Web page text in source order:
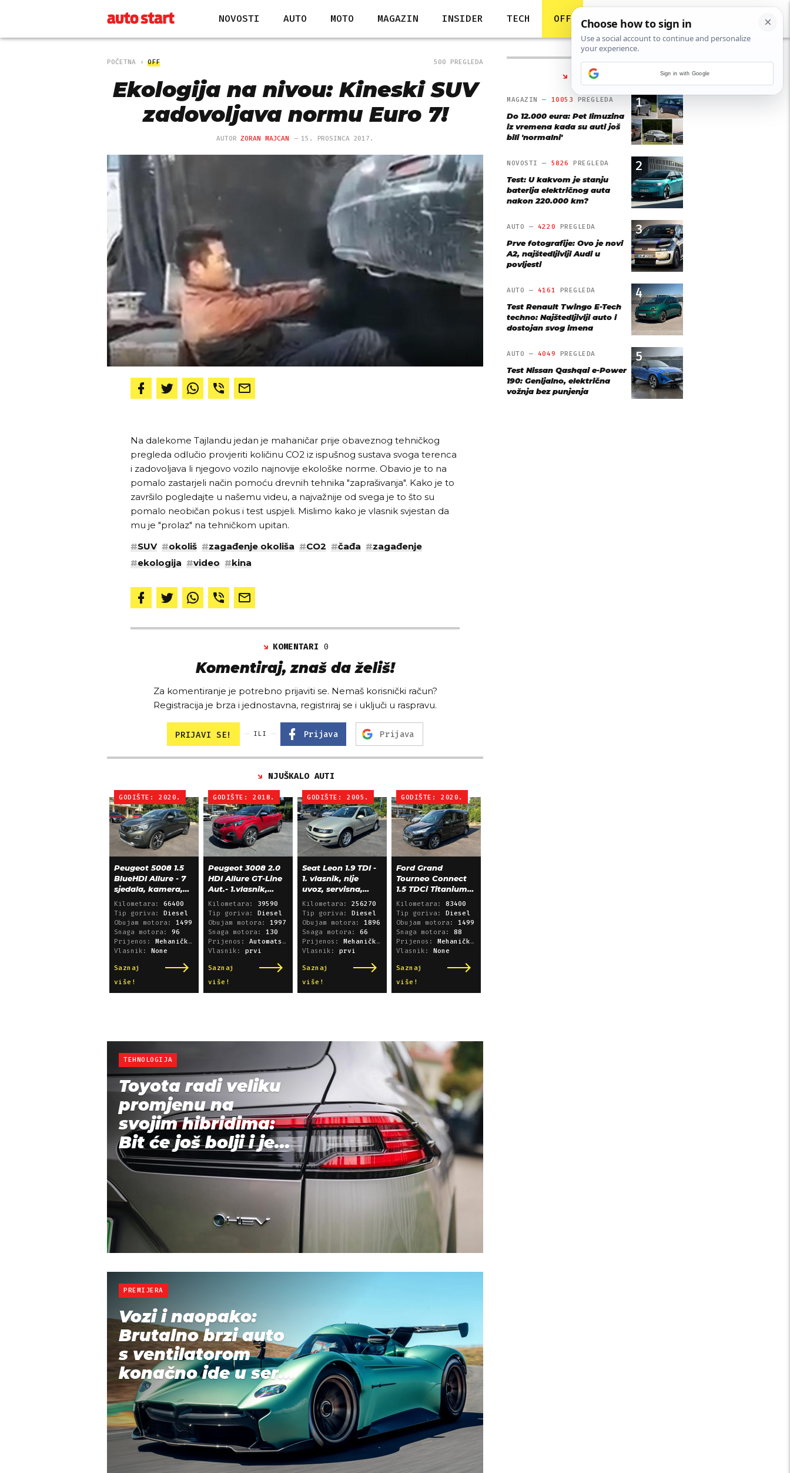
NOVOSTI AUTO MOTO MAGAZIN INSIDER TECH OFF
POČETNA OFF 500 PREGLEDA
Ekologija na nivou: Kineski SUV
zadovoljava normu Euro 7!
AUTORZORAN MAJCAN 15. PROSINCA 2017.
Na dalekome Tajlandu jedan je mahaničar prije obaveznog tehničkog
pregleda odlučio provjeriti količinu CO2 iz ispušnog sustava svoga terenca
i zadovoljava li njegovo vozilo najnovije ekološke norme. Obavio je to na
pomalo zastarjeli način pomoću drevnih tehnika "zaprašivanja". Kako je to
završilo pogledajte u našemu videu, a najvažnije od svega je to što su
pomalo neobičan pokus i test uspjeli. Mislimo kako je vlasnik svjestan da
mu je "prolaz" na tehničkom upitan.
#SUV #okoliš #zagađenje okoliša #CO2 #čađa #zagađenje
#ekologija #video #kina
KOMENTARI0
Komentiraj, znaš da želiš!
Za komentiranje je potrebno prijaviti se. Nemaš korisnički račun?
Registracija je brza i jednostavna, registriraj se i uključi u raspravu.
PRIJAVI SE! ILI Prijava Prijava
NJUŠKALO AUTI
GODIŠTE: 2020.
Peugeot 5008 1.5
BlueHDI Allure - 7
sjedala, kamera,
alu 18, 66.000 km
Kilometara: 66400
Tip goriva:
Diesel
Obujam motora: 1499
Snaga motora: 96
Prijenos:
Mehanički mjenjač
Vlasnik:
None
Saznaj
više!
GODIŠTE: 2020.
Ford Grand
Tourneo Connect
1.5 TDCi Titanium
L2 - panorama,
navigacija
Kilometara: 83400
Tip goriva:
Diesel
Obujam motora: 1499
Snaga motora: 88
Prijenos:
Mehanički mjenjač
Vlasnik:
None
Saznaj
više!
GODIŠTE: 2018.
Peugeot 3008 2.0
HDI Allure GT-Line
Aut.- 1.vlasnik,
39.600 km!
Kilometara: 39590
Tip goriva:
Diesel
Obujam motora: 1997
Snaga motora: 130
Prijenos: Automatski sekvencijski
Vlasnik: prvi
Saznaj
više!
GODIŠTE: 2005.
Seat Leon 1.9 TDI -
1. vlasnik, nije
uvoz, servisna,
klima, alu 15"
Kilometara: 256270
Tip goriva:
Diesel
Obujam motora: 1896
Snaga motora: 66
Prijenos:
Mehanički mjenjač
Vlasnik: prvi
Saznaj
više!
NAJČITANIJE
1
MAGAZIN — 10053 PREGLEDA
Do 12.000 eura: Pet limuzina
iz vremena kada su auti još
bili 'normalni'
2
NOVOSTI — 5826 PREGLEDA
Test: U kakvom je stanju
baterija električnog auta
nakon 220.000 km?
3
AUTO — 4220 PREGLEDA
Prve fotografije: Ovo je novi
A2, najštedljiviji Audi u
povijesti
4
AUTO — 4161 PREGLEDA
Test Renault Twingo E-Tech
techno: Najštedljiviji auto i
dostojan svog imena
5
AUTO — 4049 PREGLEDA
Test Nissan Qashqai e-Power
190: Genijalno, električna
vožnja bez punjenja
TEHNOLOGIJA
Toyota radi veliku
promjenu na
svojim hibridima:
Bit će još bolji i je...
PREMIJERA
Vozi i naopako:
Brutalno brzi auto
s ventilatorom
konačno ide u ser...
Sign in with Google